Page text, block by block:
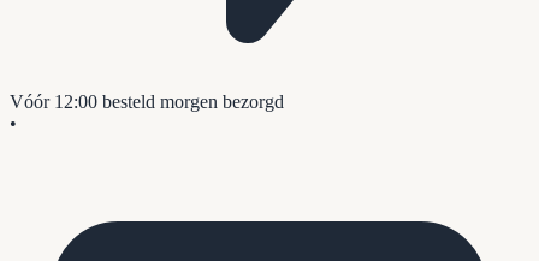
Vóór 12:00 besteld morgen bezorgd
•